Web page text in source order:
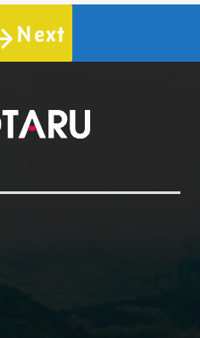
Next